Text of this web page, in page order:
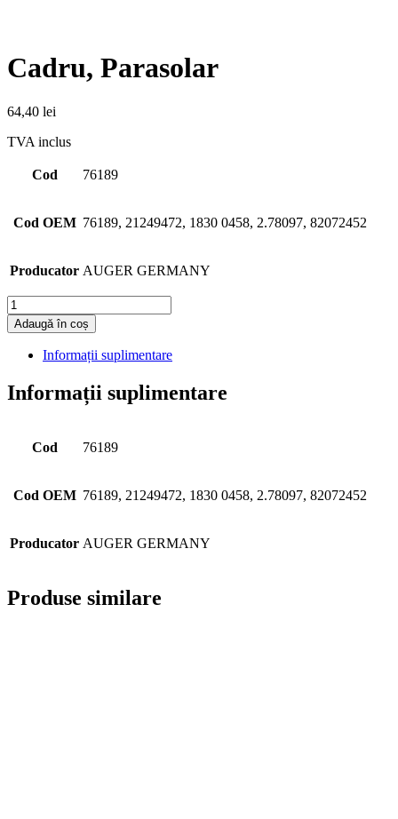
Cadru, Parasolar
64,40 lei
TVA inclus
Cod 76189
Cod OEM 76189, 21249472, 1830 0458, 2.78097, 82072452
Producator AUGER GERMANY
Cantitate
Adaugă în coș
Informații suplimentare
Informații suplimentare
Cod 76189
Cod OEM 76189, 21249472, 1830 0458, 2.78097, 82072452
Producator AUGER GERMANY
Produse similare